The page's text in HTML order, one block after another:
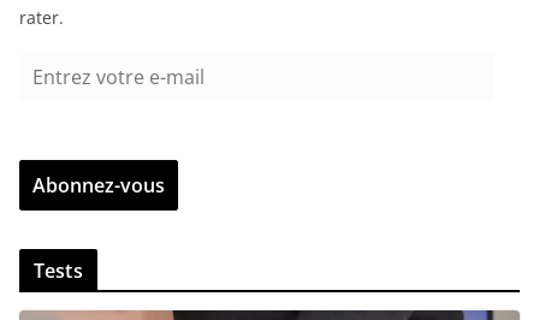
rater.
r
z
v
t
Abonnez-vous
Tests